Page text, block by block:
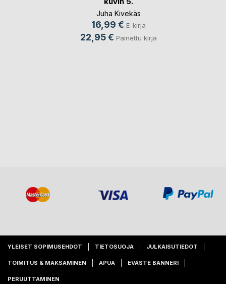
Juha Kivekäs
16,99 € E-kirja
22,95 € Painettu kirja
YLEISET SOPIMUSEHDOT TIETOSUOJA JULKAISUTIEDOT
TOIMITUS & MAKSAMINEN APUA EVÄSTE BANNERI
PERUUTTAMINEN